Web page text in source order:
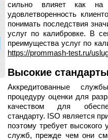
сильно влияет как на
удовлетворенность
понимать последствия
услуг по калибровке. В
преимущества услуг по
https://prommash-test.ru/
Высокие
Аккредитованные
процедуру оценки для
качеством для
стандарту. ISO является
поэтому требует высокого
служб, прежде чем они